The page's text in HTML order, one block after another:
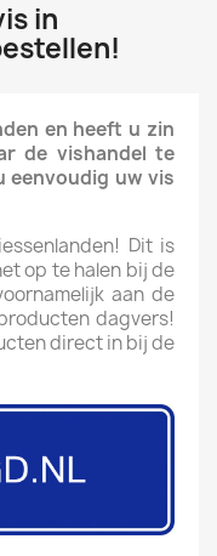
in
en heeft u zin
de vishandel te
eenvoudig uw vis
Dit is
op te halen bij de
aan de
dagvers!
direct in bij de